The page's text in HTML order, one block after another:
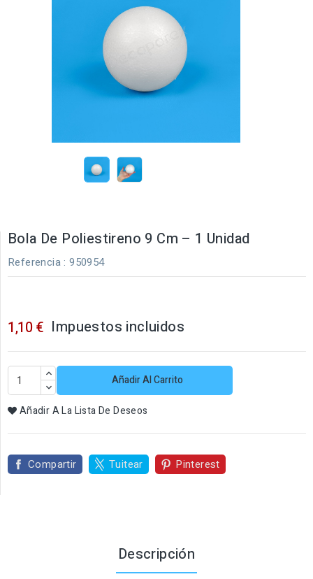
Bola De Poliestireno 9 Cm – 1 Unidad
Referencia : 950954
1,10 € Impuestos incluidos
Añadir Al Carrito
Añadir A La Lista De Deseos
Compartir Tuitear Pinterest
Descripción